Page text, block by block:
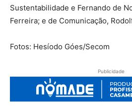
Sustentabilidade e Fernando de
Ferreira; e de Comunicação,
Fotos: Hesíodo Góes/Secom
Publicidade